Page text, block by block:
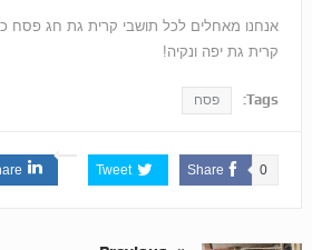
אנחנו מאחלים לכל תושבי קרית גת חג פסח
קרית גת יפה ונקיה!
Tags: פסח
Share 0
Tweet